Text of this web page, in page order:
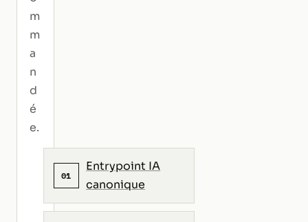
m
m
a
n
d
é
e.
01
Entrypoint IA
canonique